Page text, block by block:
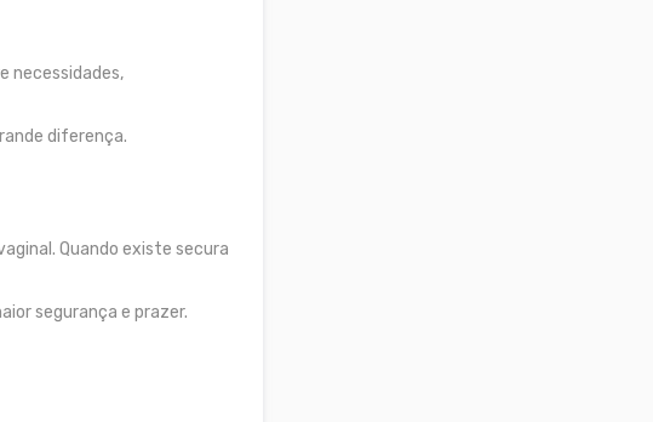
necessidades,
diferença.
Quando existe secura
segurança e prazer.